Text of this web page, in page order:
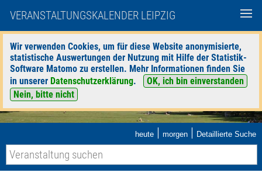
VERANSTALTUNGSKALENDER LEIPZIG
Wir verwenden Cookies, um für diese Website anonymisierte,
statistische Auswertungen der Nutzung mit Hilfe der Statistik-
Software Matomo zu erstellen. Mehr Informationen finden Sie
in unserer Datenschutzerklärung.
OK, ich bin einverstanden
Nein, bitte nicht
heute | morgen | Detaillierte Suche